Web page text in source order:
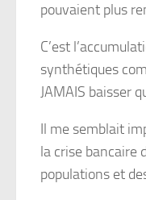
pouvaient plus
C’est
synthétiques
JAMAIS baisser
Il me semblait
la crise bancaire
populations et